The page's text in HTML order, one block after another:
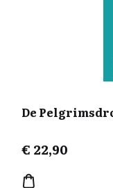
De
€ 22,90